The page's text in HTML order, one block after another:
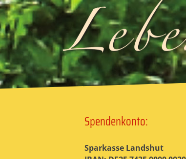
Spendenkonto:
Sparkasse Landshut